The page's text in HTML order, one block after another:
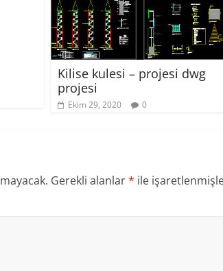
Kilise kulesi – projesi dwg
projesi
Ekim 29, 2020 0
Gerekli alanlar* ile